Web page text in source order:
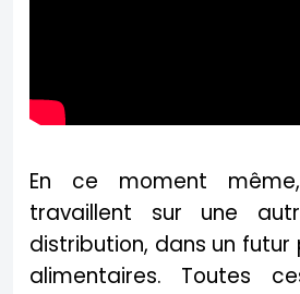
En ce moment
travaillent sur une
distribution, dans un futur
alimentaires. Toutes